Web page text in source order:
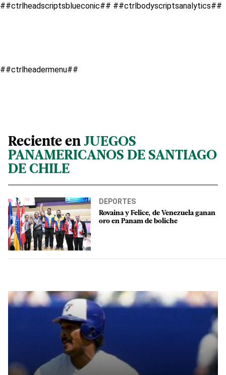
##ctrlheadscriptsblueconic## ##ctrlbodyscriptsanalytics##
##ctrlheadermenu##
Reciente en JUEGOS
PANAMERICANOS DE SANTIAGO
DE CHILE
DEPORTES
Rovaina y Felice, de Venezuela ganan
oro en Panam de boliche